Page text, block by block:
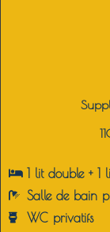
1 lit double + 1
Salle de bain p
WC privatifs